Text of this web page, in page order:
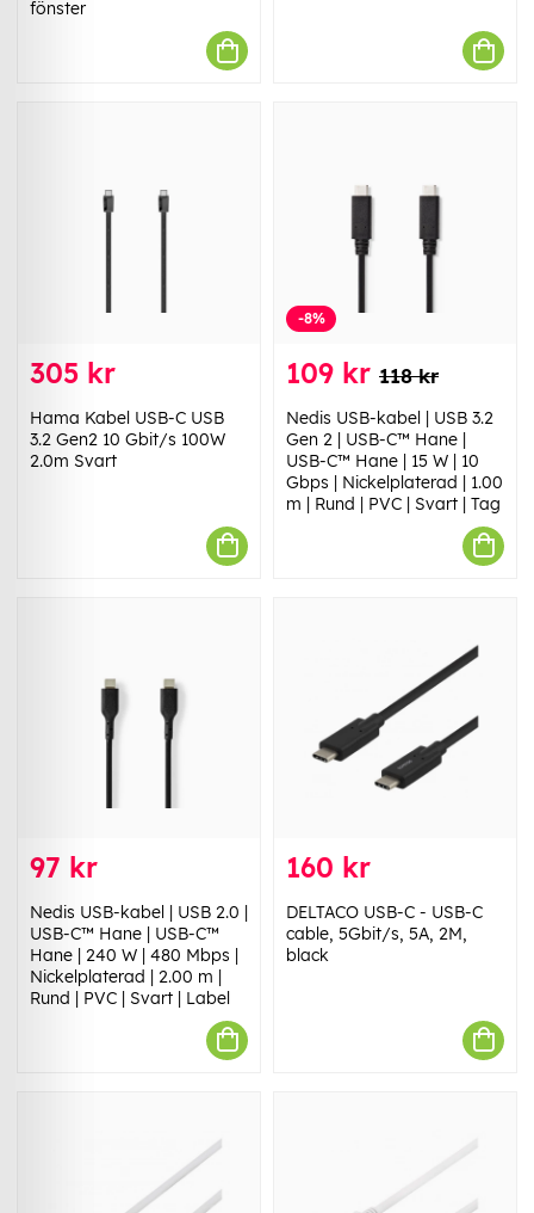
fönster
305 kr
Hama Kabel USB-C USB
3.2 Gen2 10 Gbit/s 100W
2.0m Svart
-8%
109 kr 118 kr
Nedis USB-kabel | USB 3.2
Gen 2 | USB-C™ Hane |
USB-C™ Hane | 15 W | 10
Gbps | Nickelplaterad | 1.00
m | Rund | PVC | Svart | Tag
97 kr
Nedis USB-kabel | USB 2.0 |
USB-C™ Hane | USB-C™
Hane | 240 W | 480 Mbps |
Nickelplaterad | 2.00 m |
Rund | PVC | Svart | Label
160 kr
DELTACO USB-C - USB-C
cable, 5Gbit/s, 5A, 2M,
black